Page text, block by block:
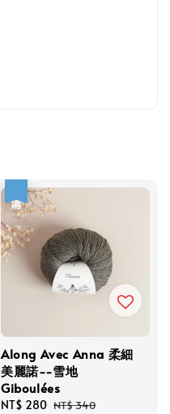
Along Avec Anna 柔細
美麗諾--雪地
Giboulées
Sale
NT$ 280 Regular
NT$ 340